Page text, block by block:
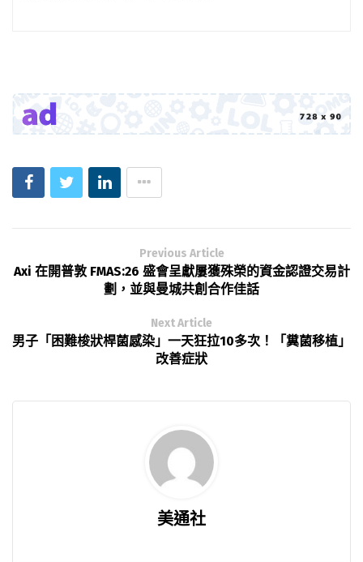
Previous Article
Axi 在開普敦 FMAS:26 盛會呈獻屢獲殊榮的資金認證交易計
劃，並與曼城共創合作佳話
Next Article
男子「困難梭狀桿菌感染」一天狂拉10多次！「糞菌移植」
改善症狀
美通社